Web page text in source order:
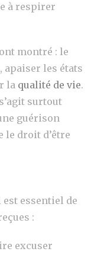
à respirer
montré : le
apaiser les états
la qualité de vie.
surtout
guérison
le droit d’être
est essentiel de
:
excuser